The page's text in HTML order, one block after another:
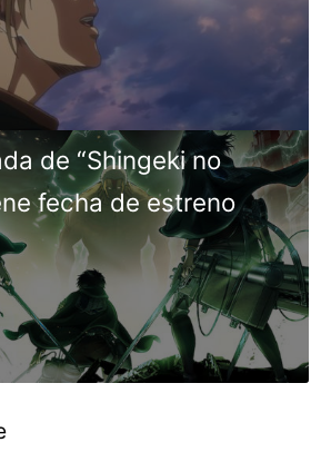
de “Shingeki no
fecha de estreno